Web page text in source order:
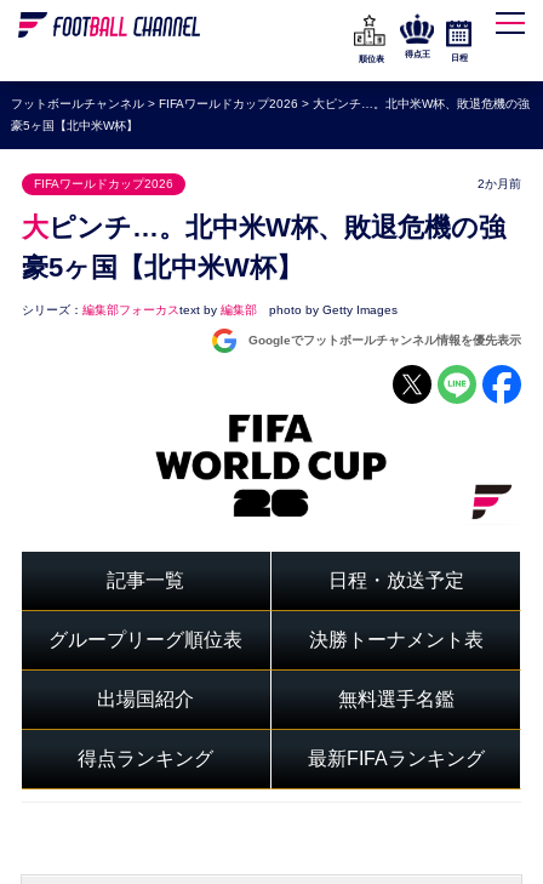
WEリーグ
海外サッカー
プレミアリーグ
ラ・リーガ
セリエA
ブンデスリーガ
UEFA
ナショナルチーム
順位表
得点王 日程
フットボールチャンネル> FIFAワールドカップ2026 > 大ピンチ…。北中米W杯、敗退危機の強
豪5ヶ国【北中米W杯】
FIFAワールドカップ2026 2か月前
大ピンチ…。北中米W杯、敗退危機の強
豪5ヶ国【北中米W杯】
シリーズ： 編集部フォーカスtext by 編集部 photo by Getty Images
Googleでフットボールチャンネル情報を優先表示
記事一覧 日程・放送予定
グループリーグ順位表 決勝トーナメント表
出場国紹介 無料選手名鑑
得点ランキング 最新FIFAランキング